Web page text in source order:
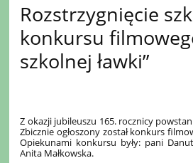
Rozstrzygnięcie
konkursu
szkolnej ławki”
Z okazji jubileuszu 165. rocznicy
Zbicznie ogłoszony został konkurs
Opiekunami konkursu były: pani
Anita Małkowska.